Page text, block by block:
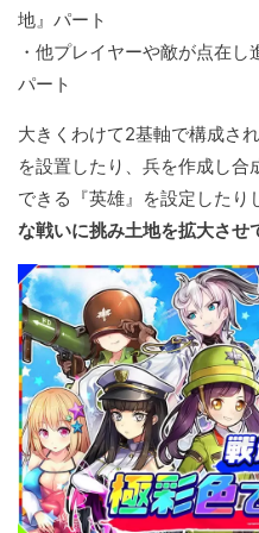
地』パート
・他プレイヤーや敵が点在し
パート
大きくわけて2基軸で構成さ
を設置したり、兵を作成し
できる『英雄』を設定したり
な戦いに挑み土地を拡大させ